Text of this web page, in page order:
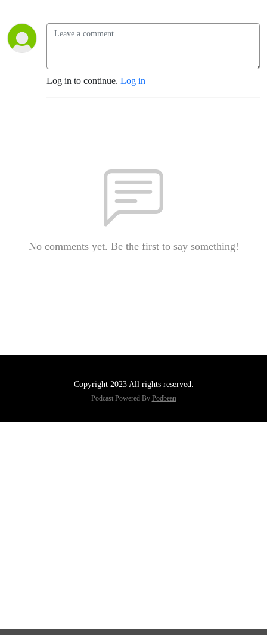
Log in to continue. Log in
No comments yet. Be the first to say something!
Copyright 2023 All rights reserved.
Podcast Powered By Podbean